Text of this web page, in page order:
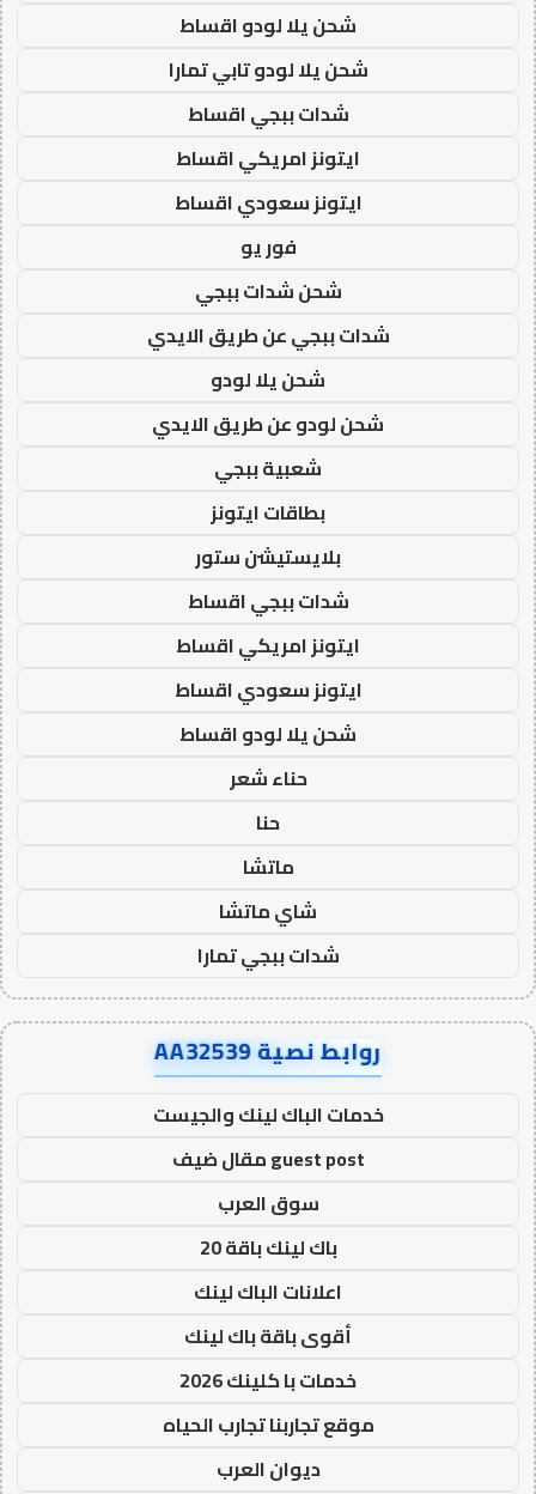
شحن يلا لودو اقساط
شحن يلا لودو تابي تمارا
شدات ببجي اقساط
ايتونز امريكي اقساط
ايتونز سعودي اقساط
فور يو
شحن شدات ببجي
شدات ببجي عن طريق الايدي
شحن يلا لودو
شحن لودو عن طريق الايدي
شعبية ببجي
بطاقات ايتونز
بلايستيشن ستور
شدات ببجي اقساط
ايتونز امريكي اقساط
ايتونز سعودي اقساط
شحن يلا لودو اقساط
حناء شعر
حنا
ماتشا
شاي ماتشا
شدات ببجي تمارا
روابط نصية AA32539
خدمات الباك لينك والجيست
guest post مقال ضيف
سوق العرب
باك لينك باقة 20
اعلانات الباك لينك
أقوى باقة باك لينك
خدمات با كلينك 2026
موقع تجاربنا تجارب الحياه
ديوان العرب